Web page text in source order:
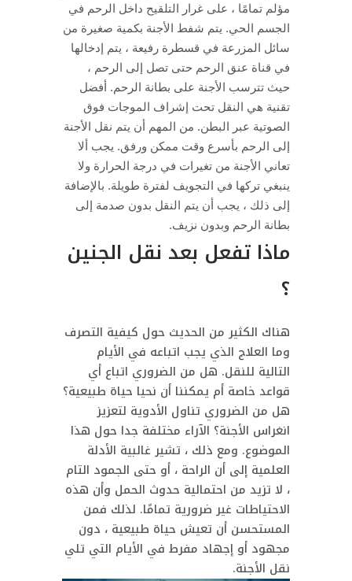
مؤلم تمامًا ، على غرار التلقيح داخل الرحم في
الجسم الحي. يتم شفط الأجنة بكمية صغيرة من
سائل المزرعة في قسطرة رفيعة ، يتم إدخالها
في قناة عنق الرحم حتى تصل إلى الرحم ،
حيث تترسب الأجنة على بطانة الرحم. أفضل
تقنية هي النقل تحت إشراف الموجات فوق
الصوتية عبر البطن. من المهم أن يتم نقل الأجنة
إلى الرحم بأسرع وقت ممكن ورفق. يجب ألا
تعاني الأجنة من تغيرات في درجة الحرارة ولا
ينبغي تركها في التجويف لفترة طويلة. بالإضافة
إلى ذلك ، يجب أن يتم النقل بدون صدمة إلى
بطانة الرحم وبدون نزيف.
ماذا تفعل بعد نقل الجنين
؟
هناك الكثير من الحديث حول كيفية التصرف
وما العلاج الذي يجب اتباعه في الأيام
التالية للنقل. هل من الضروري اتباع أي
قواعد خاصة أم يمكننا أن نحيا حياة طبيعية؟
هل من الضروري تناول الأدوية لتعزيز
انغراس الأجنة؟ الآراء مختلفة جدا حول هذا
الموضوع. ومع ذلك ، تشير غالبية الأدلة
العلمية إلى أن الراحة ، أو حتى الجمود التام
، لا تزيد من احتمالية حدوث الحمل وأن هذه
الاحتياطات غير ضرورية تمامًا. لذلك فمن
المستحسن أن تعيش حياة طبيعية ، دون
مجهود أو إجهاد مفرط في الأيام التي تلي
نقل الأجنة.